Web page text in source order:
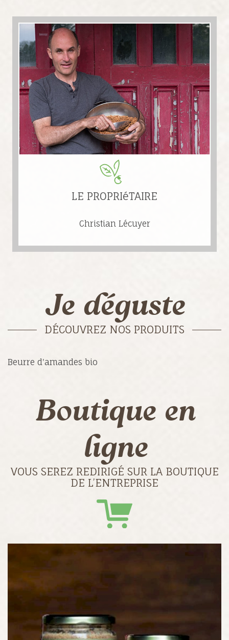
LE PROPRIéTAIRE
Christian Lécuyer
Je déguste
DÉCOUVREZ NOS PRODUITS
Beurre d'amandes bio
Boutique en
ligne
VOUS SEREZ REDIRIGÉ SUR LA BOUTIQUE
DE L’ENTREPRISE